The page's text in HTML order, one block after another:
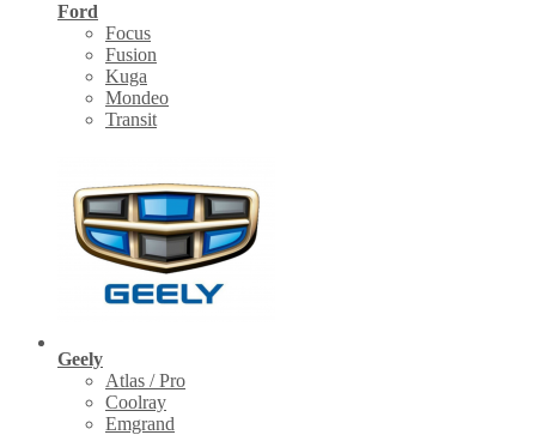
Ford
Focus
Fusion
Kuga
Mondeo
Transit
Geely
Atlas / Pro
Coolray
Emgrand